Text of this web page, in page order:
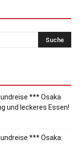
*** Osaka
und leckeres Essen!
*** Osaka: